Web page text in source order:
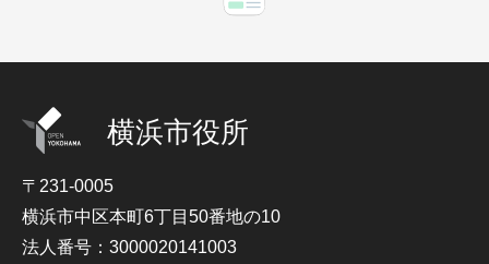
横浜市役所
〒231-0005
横浜市中区本町6丁目50番地の10
法人番号：3000020141003